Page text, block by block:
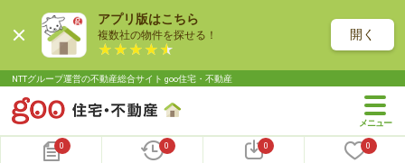
アプリ版はこちら
複数社の物件を探せる！ 開く
NTTグループ運営の不動産総合サイト goo住宅・不動産
0 0 0 0